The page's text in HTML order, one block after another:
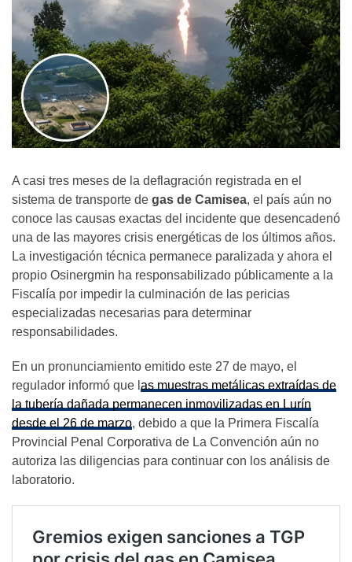
A casi tres meses de la deflagración registrada en el
sistema de transporte de gas de Camisea, el país aún no
conoce las causas exactas del incidente que desencadenó
una de las mayores crisis energéticas de los últimos años.
La investigación técnica permanece paralizada y ahora el
propio Osinergmin ha responsabilizado públicamente a la
Fiscalía por impedir la culminación de las pericias
especializadas necesarias para determinar
responsabilidades.
En un pronunciamiento emitido este 27 de mayo, el
regulador informó que l as muestras metálicas extraídas de
la tubería dañada permanecen inmovilizadas en Lurín
desde el 26 de marzo, debido a que la Primera Fiscalía
Provincial Penal Corporativa de La Convención aún no
autoriza las diligencias para continuar con los análisis de
laboratorio.